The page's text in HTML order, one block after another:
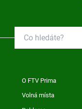
O FTV Prima
Volná místa